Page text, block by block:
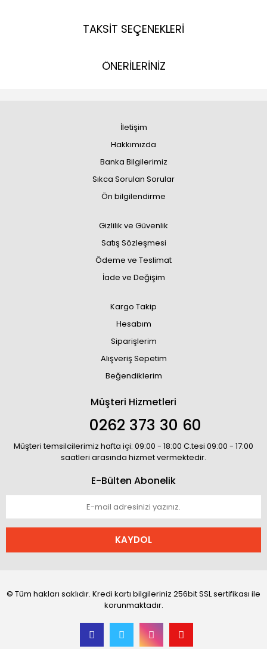
TAKSİT SEÇENEKLERİ
ÖNERİLERİNİZ
İletişim
Hakkımızda
Banka Bilgilerimiz
Sıkca Sorulan Sorular
Ön bilgilendirme
Gizlilik ve Güvenlik
Satış Sözleşmesi
Ödeme ve Teslimat
İade ve Değişim
Kargo Takip
Hesabım
Siparişlerim
Alışveriş Sepetim
Beğendiklerim
Müşteri Hizmetleri
0262 373 30 60
Müşteri temsilcilerimiz hafta içi: 09:00 - 18:00 C.tesi 09:00 - 17:00
saatleri arasında hizmet vermektedir.
E-Bülten Abonelik
KAYDOL
© Tüm hakları saklıdır. Kredi kartı bilgileriniz 256bit SSL sertifikası ile
korunmaktadır.